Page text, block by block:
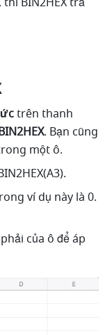
trên thanh
. Bạn cũng
một ô.
của ô để áp